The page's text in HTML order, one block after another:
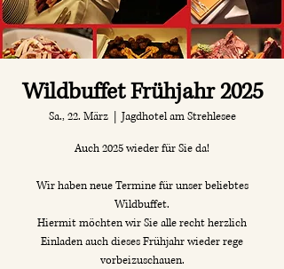
Wildbuffet Frühjahr 2025
Sa., 22. März
  |
Jagdhotel am Strehlesee
Auch 2025 wieder für Sie da!
Wir haben neue Termine für unser beliebtes
Wildbuffet.
Hiermit möchten wir Sie alle recht herzlich
Einladen auch dieses Frühjahr wieder rege
vorbeizuschauen.